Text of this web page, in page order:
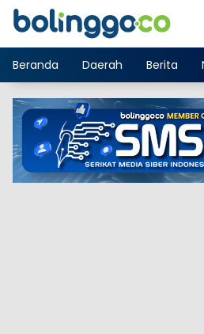
Langsung
Beranda
Daerah Berita